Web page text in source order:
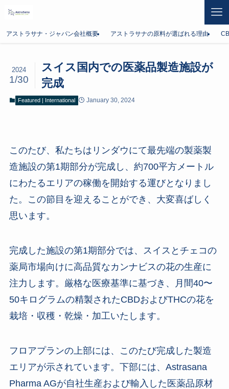
アストラサナ・ジャパン会社概要 アストラサナの原料が選ばれる理由
スイス国内での医薬品製造施設が
完成
2024
1/30
Featured | International January 30, 2024
このたび、私たちはリンダウにて最先端の製薬製
造施設の第1期部分が完成し、約700平方メートル
にわたるエリアの稼働を開始する運びとなりまし
た。この節目を迎えることができ、大変喜ばしく
思います。
完成した施設の第1期部分では、スイスとチェコの
薬局市場向けに高品質なカンナビスの花の生産に
注力します。厳格な医療基準に基づき、月間40〜
50キログラムの精製されたCBDおよびTHCの花を
栽培・収穫・乾燥・加工いたします。
フロアプランの上部には、このたび完成した製造
エリアが示されています。下部には、Astrasana
Pharma AGが自社生産および輸入した医薬品原材